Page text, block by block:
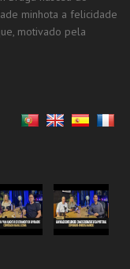
minhota a felicidade
motivado pela